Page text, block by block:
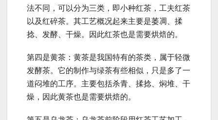
法不同，可以分为三类，即小种红茶，工夫红茶
以及红碎茶。其工艺概况起来主要是萎凋、揉
捻、发酵、干燥。因此红茶也是需要烘焙的。
第四是黄茶：黄茶是我国特有的茶类，属于轻微
发酵茶。它的制作与绿茶有些相似，只是多了一
道闷堆的工序。主要包括杀青、揉捻、焖堆、干
燥，因此黄茶也是需要烘焙的。